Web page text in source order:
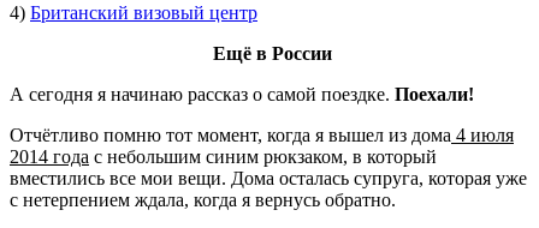
4) Британский визовый центр
Ещё в России
А сегодня я начинаю рассказ о самой поездке. Поехали!
Отчётливо помню тот момент, когда я вышел из дома 4 июля
2014 года с небольшим синим рюкзаком, в который
вместились все мои вещи. Дома осталась супруга, которая уже
с нетерпением ждала, когда я вернусь обратно.